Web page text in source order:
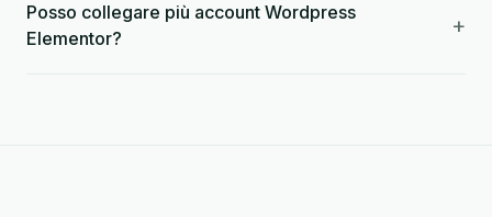
Posso collegare più account Wordpress
Elementor?
+